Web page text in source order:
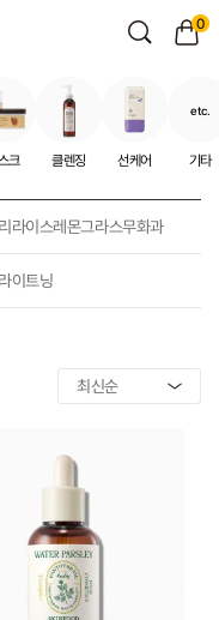
0
크 클렌징 선케어
etc.
기타
라이스레몬그라스무화과
이트닝